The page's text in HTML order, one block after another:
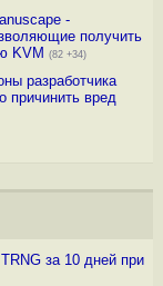
-
получить
KVM
(82 +34)
разработчика
причинить вред
за 10 дней при